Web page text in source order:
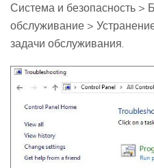
Система и безопасность >
обслуживание >
задачи обслуживания.